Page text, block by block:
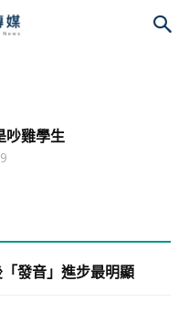
吵雞學生
發音」進步最明顯